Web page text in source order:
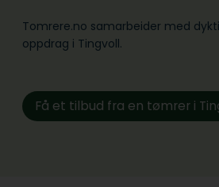
Tomrere.no samarbeider med
oppdrag i Tingvoll.
Få et tilbud fra en tømrer i